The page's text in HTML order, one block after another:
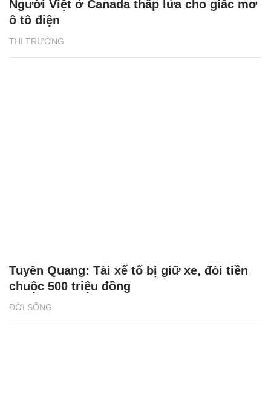
THỊ TRƯỜNG
Người Việt ở Canada thắp lửa cho giấc mơ
ô tô điện
ĐỜI SỐNG
Tuyên Quang: Tài xế tố bị giữ xe, đòi tiền
chuộc 500 triệu đồng